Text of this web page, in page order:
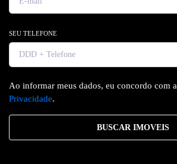
SEU TELEFONE
Ao informar meus dados, eu concordo com a
Privacidade.
BUSCAR IMOVEIS